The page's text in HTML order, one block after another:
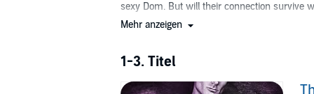
sexy Dom. But will their connection survive
Her Web Master
Claimed by Her Web Master
Mehr anzeigen
1-3. Titel